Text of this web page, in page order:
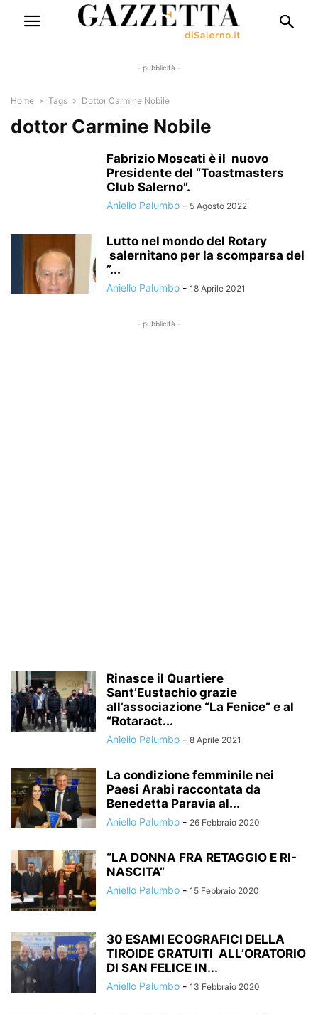
- pubblicità -
Home Tags Dottor Carmine Nobile
dottor Carmine Nobile
Fabrizio Moscati è il nuovo
Presidente del “Toastmasters
Club Salerno”.
Aniello Palumbo - 5 Agosto 2022
Lutto nel mondo del Rotary
salernitano per la scomparsa del
”...
Aniello Palumbo - 18 Aprile 2021
- pubblicità -
Rinasce il Quartiere
Sant’Eustachio grazie
all’associazione “La Fenice” e al
“Rotaract...
Aniello Palumbo - 8 Aprile 2021
La condizione femminile nei
Paesi Arabi raccontata da
Benedetta Paravia al...
Aniello Palumbo - 26 Febbraio 2020
“LA DONNA FRA RETAGGIO E RI-
NASCITA”
Aniello Palumbo - 15 Febbraio 2020
30 ESAMI ECOGRAFICI DELLA
TIROIDE GRATUITI ALL’ORATORIO
DI SAN FELICE IN...
Aniello Palumbo - 13 Febbraio 2020